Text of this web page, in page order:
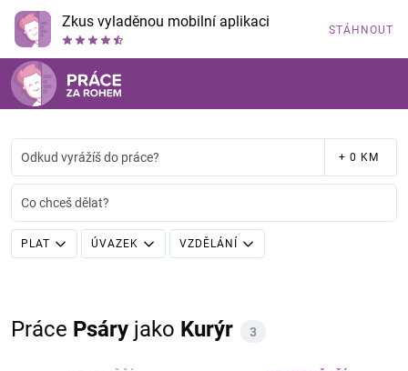
Zkus vyladěnou mobilní aplikaci STÁHNOUT
Odkud vyrážíš do práce? + 0 KM
Co chceš dělat?
PLAT ÚVAZEK VZDĚLÁNÍ
Práce Psáry jako Kurýr 3